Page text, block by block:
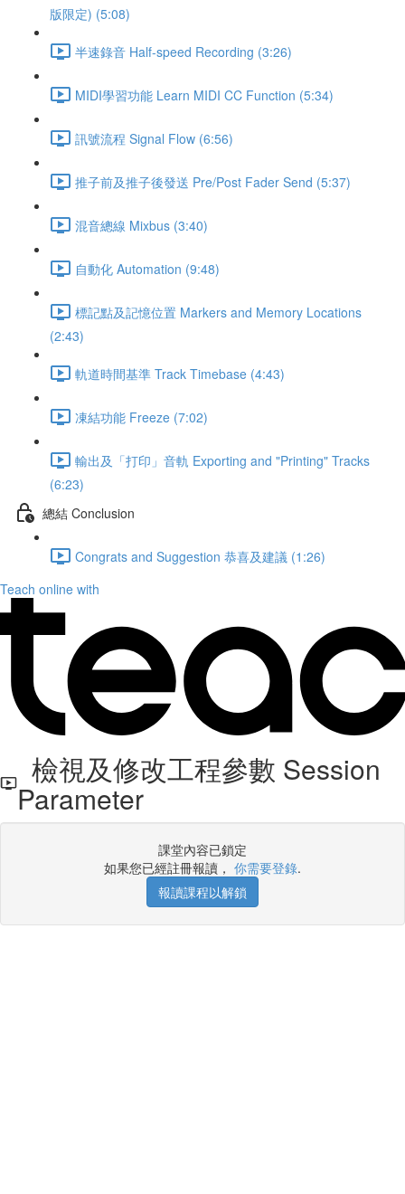
版限定) (5:08)
半速錄音 Half-speed Recording (3:26)
MIDI學習功能 Learn MIDI CC Function (5:34)
訊號流程 Signal Flow (6:56)
推子前及推子後發送 Pre/Post Fader Send (5:37)
混音總線 Mixbus (3:40)
自動化 Automation (9:48)
標記點及記憶位置 Markers and Memory Locations
(2:43)
軌道時間基準 Track Timebase (4:43)
凍結功能 Freeze (7:02)
輸出及「打印」音軌 Exporting and "Printing" Tracks
(6:23)
總結 Conclusion
Congrats and Suggestion 恭喜及建議 (1:26)
Teach online with
檢視及修改工程參數 Session
Parameter
課堂內容已鎖定
如果您已經註冊報讀， 你需要登錄.
報讀課程以解鎖